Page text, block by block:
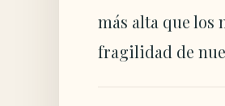
más alta que los
fragilidad de